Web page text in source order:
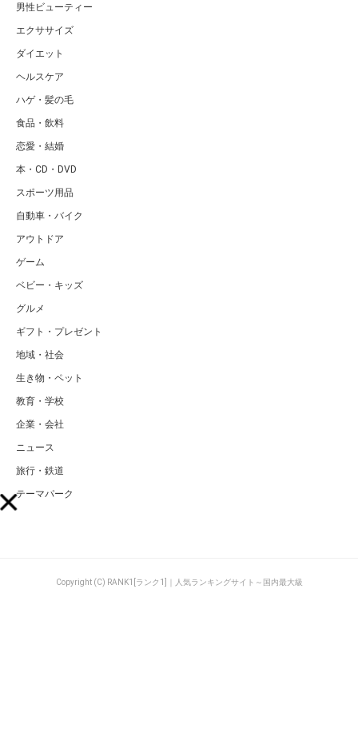
男性ビューティー
エクササイズ
ダイエット
ヘルスケア
ハゲ・髪の毛
食品・飲料
恋愛・結婚
本・CD・DVD
スポーツ用品
自動車・バイク
アウトドア
ゲーム
ベビー・キッズ
グルメ
ギフト・プレゼント
地域・社会
生き物・ペット
教育・学校
企業・会社
ニュース
旅行・鉄道
テーマパーク
Copyright (C) RANK1[ランク1]｜人気ランキングサイト～国内最大級